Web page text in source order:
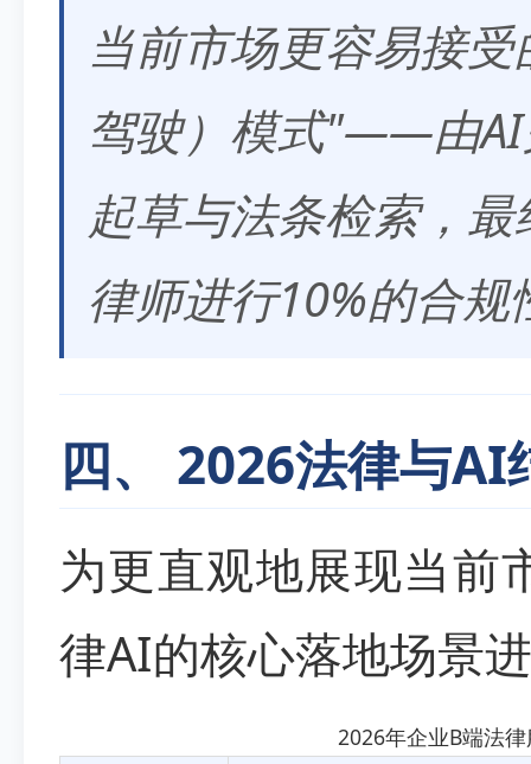
当前市场更容易接
驾驶）模式"——由AI
起草与法条检索，
律师进行10%的合
四、 2026法律与AI
为更直观地展现当前
律AI的核心落地场景
2026年企业B端法